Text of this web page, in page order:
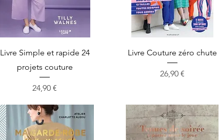
Aperçu rapide
Livre Simple et rapide 24
projets couture
Prix
24,90 €
Aperçu rapide
Livre Couture zéro chute
Prix
26,90 €